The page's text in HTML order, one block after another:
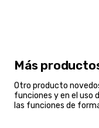
Más
Otro producto
funciones y en el uso
las funciones de